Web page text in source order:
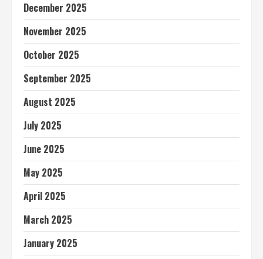
December 2025
November 2025
October 2025
September 2025
August 2025
July 2025
June 2025
May 2025
April 2025
March 2025
January 2025